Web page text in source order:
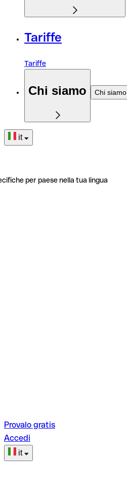
Tariffe
Tariffe
Chi siamo Chi siamo
it
per paese nella tua lingua
Provalo gratis
Accedi
it